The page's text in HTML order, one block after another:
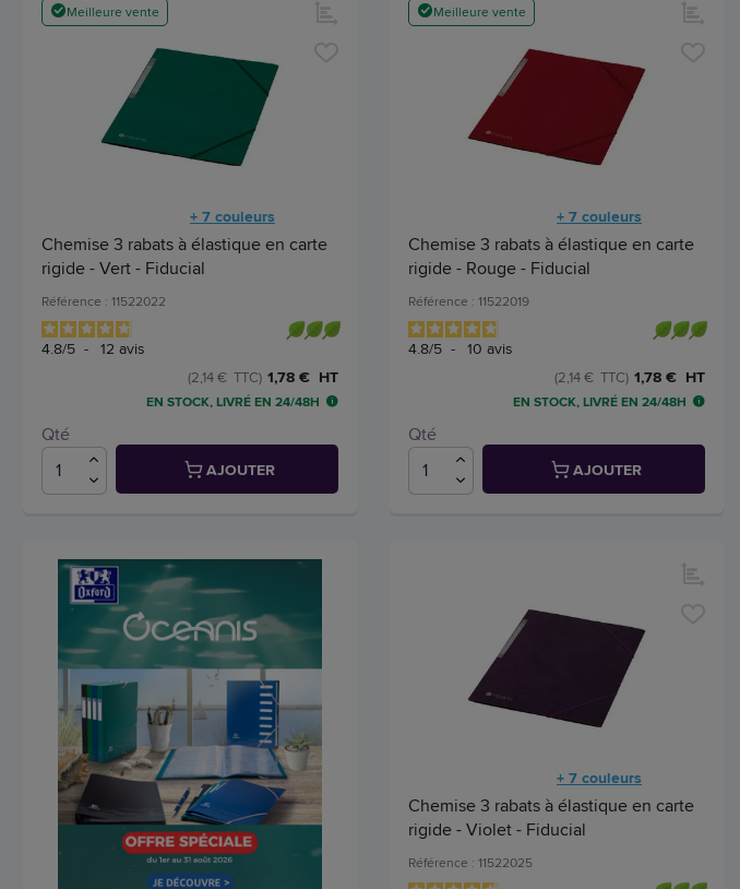
Meilleure vente
+ 7 couleurs
Chemise 3 rabats à élastique en carte
rigide - Vert - Fiducial
Référence : 11522022
4.8/5 - 12 avis
1,78 € HT
(2,14 € TTC)
EN STOCK, LIVRÉ EN 24/48H
Qté
AJOUTER
Meilleure vente
+ 7 couleurs
Chemise 3 rabats à élastique en carte
rigide - Rouge - Fiducial
Référence : 11522019
4.8/5 - 10 avis
1,78 € HT
(2,14 € TTC)
EN STOCK, LIVRÉ EN 24/48H
Qté
AJOUTER
+ 7 couleurs
Chemise 3 rabats à élastique en carte
rigide - Violet - Fiducial
Référence : 11522025